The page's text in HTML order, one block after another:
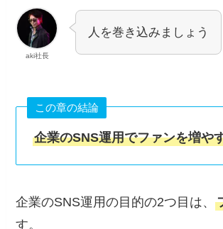
aki社長
人を巻き込みましょう
この章の結論
企業のSNS運用でファンを増や
企業のSNS運用の目的の2つ目は、
す。